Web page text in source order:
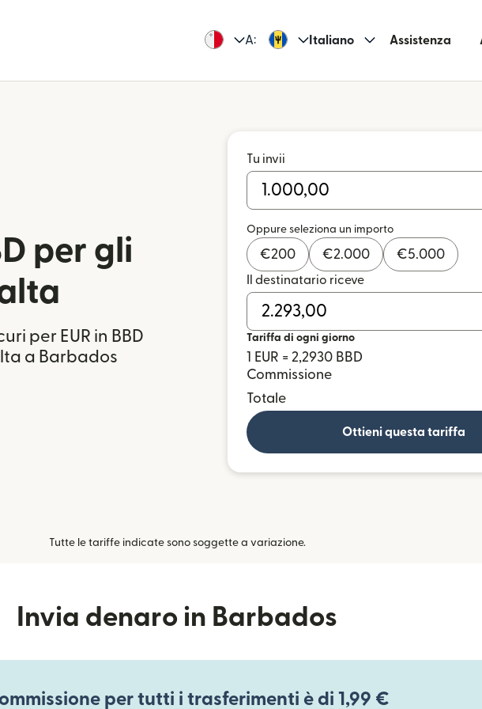
A: Italiano Assistenza
per gli
per EUR in BBD
a Barbados
Tu invii
Oppure seleziona un importo
€200 €2.000 €5.000
Il destinatario riceve
Tariffa di ogni giorno
1 EUR = 2,2930 BBD
Commissione
Totale
Ottieni questa tariffa
Tutte le tariffe indicate sono soggette a variazione.
Invia denaro in Barbados
per tutti i trasferimenti è di 1,99 €